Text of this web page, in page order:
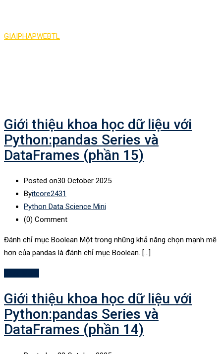
GIAIPHAPWEBTL
Giới thiệu khoa học dữ liệu với
Python:pandas Series và
DataFrames (phần 15)
Posted on30 October 2025
Byitcore2431
Python Data Science Mini
(0) Comment
Đánh chỉ mục Boolean Một trong những khả năng chọn mạnh mẽ
hơn của pandas là đánh chỉ mục Boolean. […]
Giới thiệu khoa học dữ liệu với
Python:pandas Series và
DataFrames (phần 14)